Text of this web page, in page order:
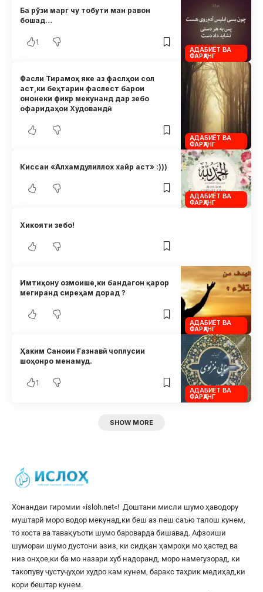
АДАБИЁТ ВА
ФАРҲАНГ
Ба рўзи марг чу тобути ман равон
бошад…
1
АДАБИЁТ ВА
ФАРҲАНГ
Фасли Тирамоҳ яке аз фаслҳои сол
аст,ки беҳтарин фаслест барои
ононеки фикр мекунанд дар зебо
офаридаҳои Худовандӣ
АДАБИЁТ ВА
ФАРҲАНГ
Киссаи «Алхамдулиллох хайр аст» :)))
Хикояти зебо!
АДАБИЁТ ВА
ФАРҲАНГ
Имтиҳону озмоише,ки бандагон қарор
мегиранд сиреҳам дорад ?
АДАБИЁТ ВА
ФАРҲАНГ
Ҳаким Саноии Ғазнавӣ чоплусии
шоҳонро менамуд.
1
SHOW MORE
Хонандаи гиромии «isloh.net«! Доштани мисли шумо ҳаводору
муштарӣ моро водор мекунад,ки беш аз пеш саъю талош кунем,
то хоста ва тавақуъоти шумо бароварда бишавад. Афзоиши
шумораи шумо дустони азиз, ки сидқан ҳамроҳи мо ҳастед ва
низ онҳое,ки ба мо назари хуб надоранд, моро намегузорад, ки
такопуву ҷустуҷуҳои худро кам кунем, баракс таҳрик медиҳад,ки
кори бештар кунем.